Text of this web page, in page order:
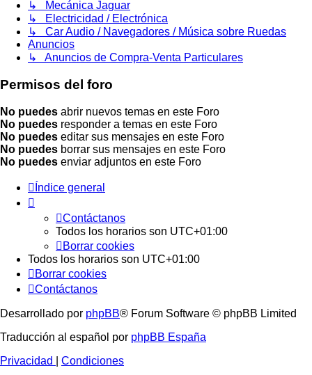
↳ Mecánica Jaguar
↳ Electricidad / Electrónica
↳ Car Audio / Navegadores / Música sobre Ruedas
Anuncios
↳ Anuncios de Compra-Venta Particulares
Permisos del foro
No puedes abrir nuevos temas en este Foro
No puedes responder a temas en este Foro
No puedes editar sus mensajes en este Foro
No puedes borrar sus mensajes en este Foro
No puedes enviar adjuntos en este Foro
Índice general
Contáctanos
Todos los horarios son UTC+01:00
Borrar cookies
Todos los horarios son UTC+01:00
Borrar cookies
Contáctanos
Desarrollado por phpBB® Forum Software © phpBB Limited
Traducción al español por phpBB España
Privacidad
Condiciones